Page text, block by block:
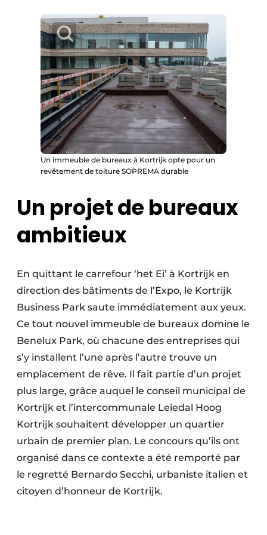
Protection solaire
Rénovation
Sécurité incendie
Software
Techniques ferroviaires
Travaux ferroviaires
Un immeuble de bureaux à Kortrijk opte pour un
revêtement de toiture SOPREMA durable
Un projet de bureaux
ambitieux
En quittant le carrefour ‘het Ei’ à Kortrijk en
direction des bâtiments de l’Expo, le Kortrijk
Business Park saute immédiatement aux yeux.
Ce tout nouvel immeuble de bureaux domine le
Benelux Park, où chacune des entreprises qui
s’y installent l’une après l’autre trouve un
emplacement de rêve. Il fait partie d’un projet
plus large, grâce auquel le conseil municipal de
Kortrijk et l’intercommunale Leiedal Hoog
Kortrijk souhaitent développer un quartier
urbain de premier plan. Le concours qu’ils ont
organisé dans ce contexte a été remporté par
le regretté Bernardo Secchi, urbaniste italien et
citoyen d’honneur de Kortrijk.